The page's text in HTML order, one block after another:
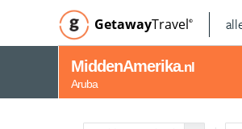
GetawayTravel©
MiddenAmerika.nl
Aruba